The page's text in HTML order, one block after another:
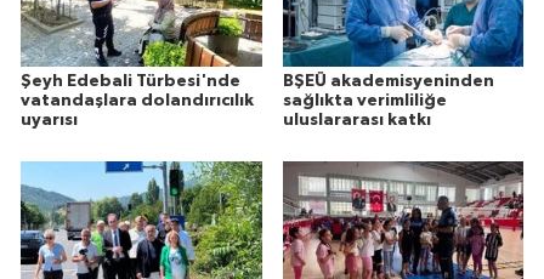
Şeyh Edebali Türbesi'nde
vatandaşlara dolandırıcılık
uyarısı
BŞEÜ akademisyeninden
sağlıkta verimliliğe
uluslararası katkı